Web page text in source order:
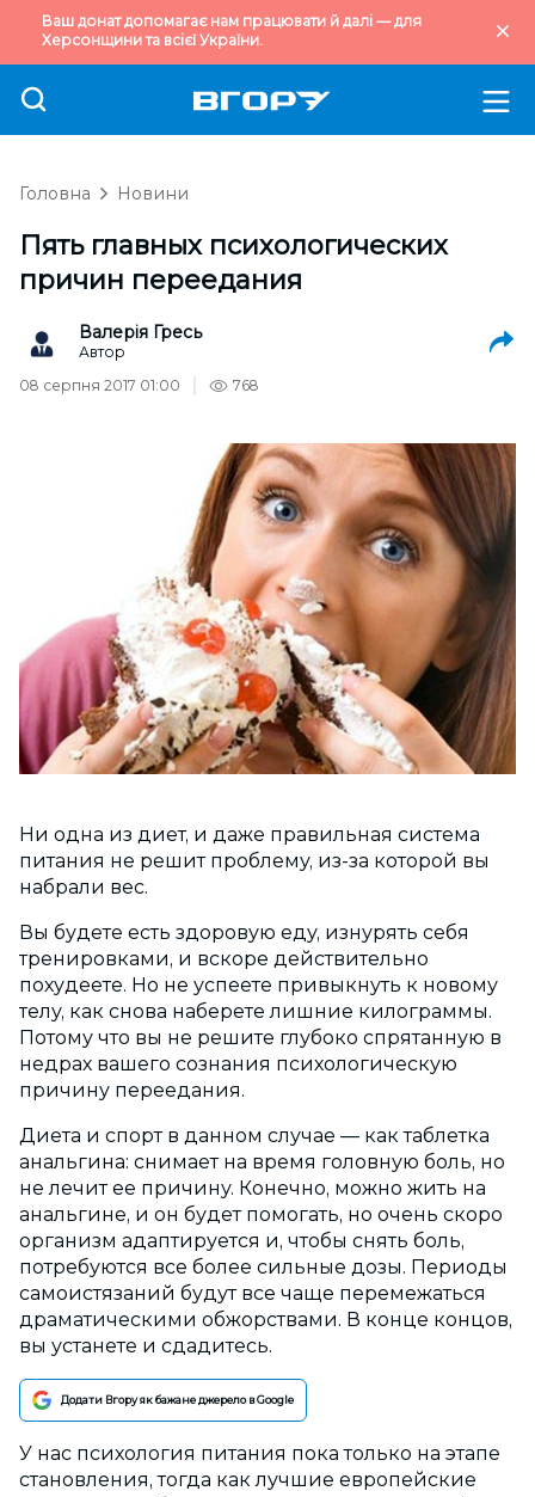
Ваш донат допомагає нам працювати й далі — для
Херсонщини та всієї України.
Головна Новини
Пять главных психологических
причин переедания
Валерія Гресь
Автор
08 серпня 2017 01:00
768
Ни одна из диет, и даже правильная система
питания не решит проблему, из-за которой вы
набрали вес.
Вы будете есть здоровую еду, изнурять себя
тренировками, и вскоре действительно
похудеете. Но не успеете привыкнуть к новому
телу, как снова наберете лишние килограммы.
Потому что вы не решите глубоко спрятанную в
недрах вашего сознания психологическую
причину переедания.
Диета и спорт в данном случае — как таблетка
анальгина: снимает на время головную боль, но
не лечит ее причину. Конечно, можно жить на
анальгине, и он будет помогать, но очень скоро
организм адаптируется и, чтобы снять боль,
потребуются все более сильные дозы. Периоды
самоистязаний будут все чаще перемежаться
драматическими обжорствами. В конце концов,
вы устанете и сдадитесь.
Додати Вгору як бажане джерело в Google
У нас психология питания пока только на этапе
становления, тогда как лучшие европейские